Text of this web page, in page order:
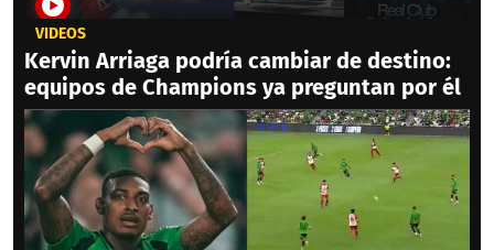
VIDEOS
Kervin Arriaga podría cambiar de destino:
equipos de Champions ya preguntan por él